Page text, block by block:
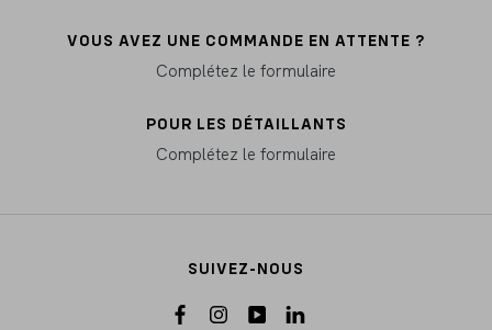
VOUS AVEZ UNE COMMANDE EN ATTENTE ?
Complétez le formulaire
POUR LES DÉTAILLANTS
Complétez le formulaire
SUIVEZ-NOUS